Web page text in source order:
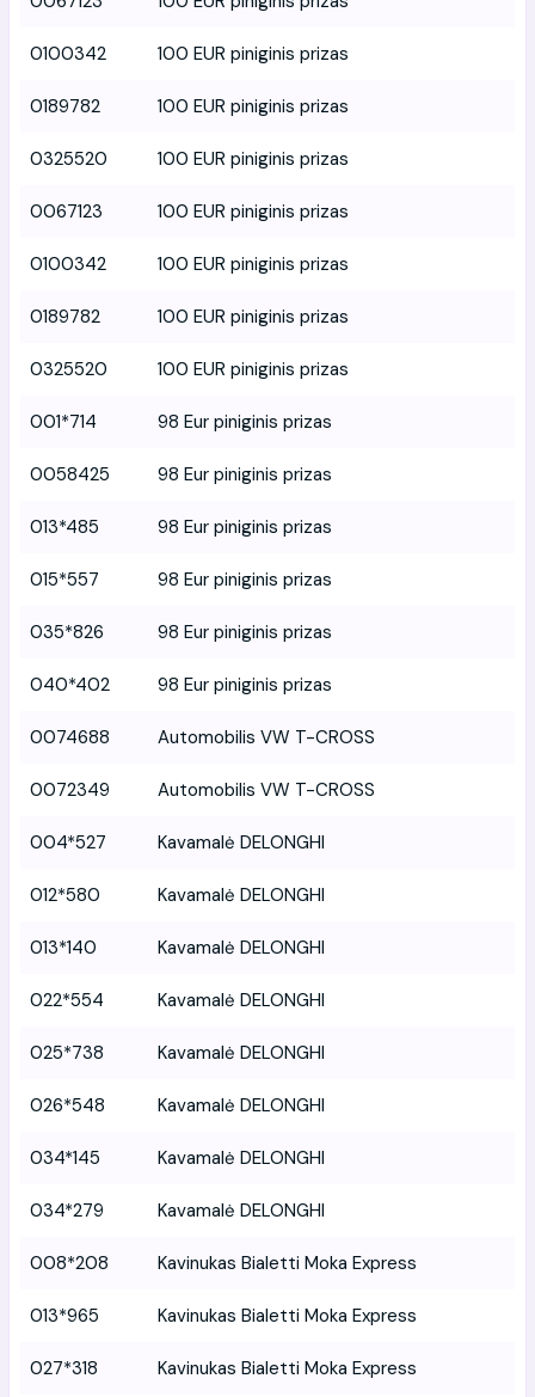
0100342 100 EUR piniginis prizas
0189782 100 EUR piniginis prizas
0325520 100 EUR piniginis prizas
0067123 100 EUR piniginis prizas
0100342 100 EUR piniginis prizas
0189782 100 EUR piniginis prizas
0325520 100 EUR piniginis prizas
001*714 98 Eur piniginis prizas
0058425 98 Eur piniginis prizas
013*485 98 Eur piniginis prizas
015*557 98 Eur piniginis prizas
035*826 98 Eur piniginis prizas
040*402 98 Eur piniginis prizas
0074688 Automobilis VW T-CROSS
0072349 Automobilis VW T-CROSS
004*527 Kavamalė DELONGHI
012*580 Kavamalė DELONGHI
013*140 Kavamalė DELONGHI
022*554 Kavamalė DELONGHI
025*738 Kavamalė DELONGHI
026*548 Kavamalė DELONGHI
034*145 Kavamalė DELONGHI
034*279 Kavamalė DELONGHI
008*208 Kavinukas Bialetti Moka Express
013*965 Kavinukas Bialetti Moka Express
027*318 Kavinukas Bialetti Moka Express